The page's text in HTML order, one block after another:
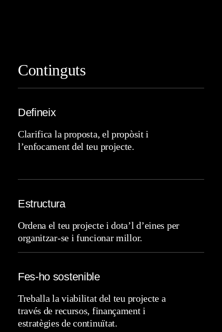
Continguts
Defineix
Clarifica la proposta, el propòsit i
l’enfocament del teu projecte.
Estructura
Ordena el teu projecte i dota’l d’eines per
organitzar-se i funcionar millor.
Fes-ho sostenible
Treballa la viabilitat del teu projecte a
través de recursos, finançament i
estratègies de continuïtat.